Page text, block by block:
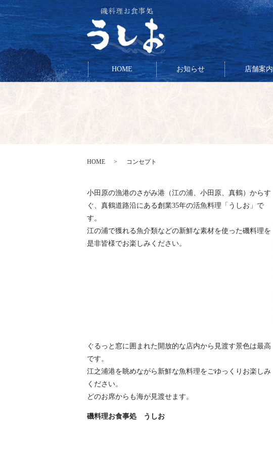
HOME お知らせ 店舗案内
HOME コンセプト
小田原の漁港のさがみ港（江の浦、小田原、真鶴）からす
ぐ、真鶴道路沿にある創業35年の活魚料理「うしお」で
す。
江の浦で獲れる魚介類などの新鮮な素材を使った磯料理を
是非皆様でお楽しみください。
ぐるっと窓に囲まれた開放的な店内から見渡す景色は最高
です。
江之浦港を眺めながら新鮮な魚料理をごゆっくりお楽しみ
ください。
どのお席からも海が見渡せます。
磯料理お食事処 うしお